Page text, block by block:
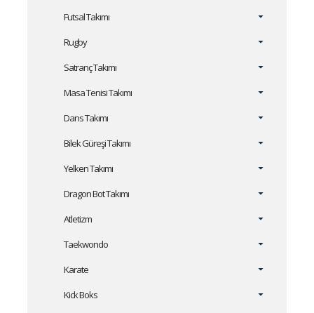
Futsal Takımı
Rugby
Satranç Takımı
Masa Tenisi Takımı
Dans Takımı
Bilek Güreşi Takımı
Yelken Takımı
Dragon Bot Takımı
Atletizm
Taekwondo
Karate
Kick Boks